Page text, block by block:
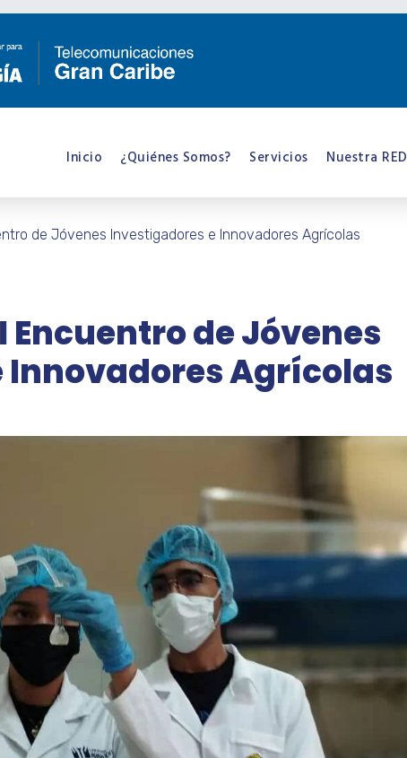
Inicio ¿Quiénes Somos? Servicios Nuestra RED
de Jóvenes Investigadores e Innovadores Agrícolas
Encuentro de Jóvenes
Innovadores Agrícolas